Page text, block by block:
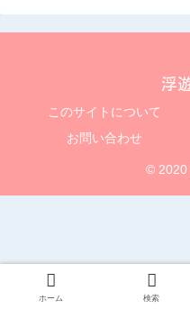
浮
このサイトについて
お問い合わせ
© 2020
ホーム 検索